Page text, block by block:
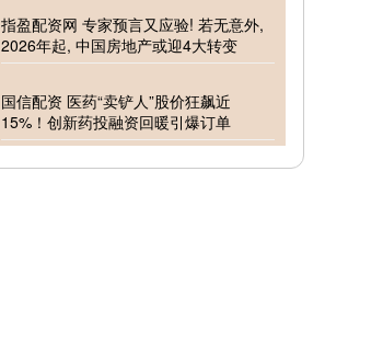
指盈配资网 专家预言又应验! 若无意外,
2026年起, 中国房地产或迎4大转变
国信配资 医药“卖铲人”股价狂飙近
15%！创新药投融资回暖引爆订单